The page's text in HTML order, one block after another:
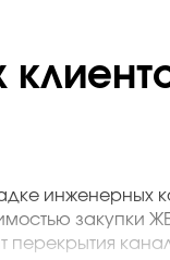
инженерных
закупки
перекрытия